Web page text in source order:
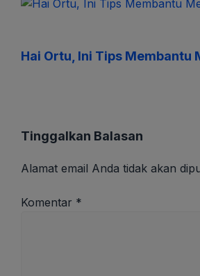
Hai Ortu, Ini Tips Membantu
Tinggalkan Balasan
Alamat email Anda tidak akan
Komentar *